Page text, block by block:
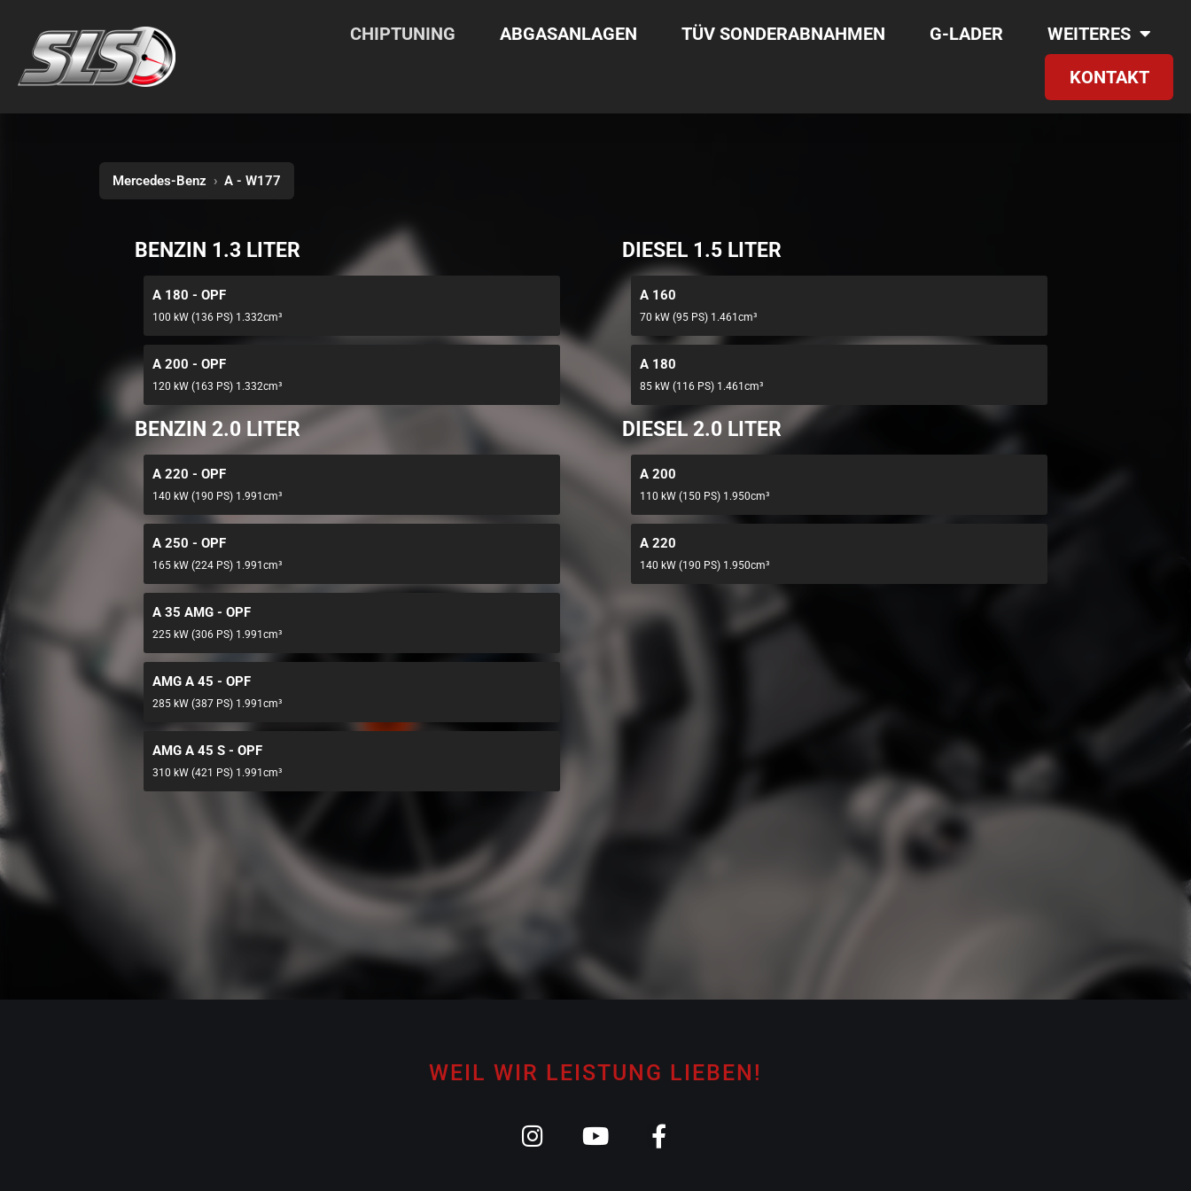
CHIPTUNING ABGASANLAGEN TÜV SONDERABNAHMEN G-LADER WEITERES
KONTAKT
Mercedes-Benz › A - W177
BENZIN 1.3 LITER
A 180 - OPF
100 kW (136 PS) 1.332cm³
A 200 - OPF
120 kW (163 PS) 1.332cm³
BENZIN 2.0 LITER
A 220 - OPF
140 kW (190 PS) 1.991cm³
A 250 - OPF
165 kW (224 PS) 1.991cm³
A 35 AMG - OPF
225 kW (306 PS) 1.991cm³
AMG A 45 - OPF
285 kW (387 PS) 1.991cm³
AMG A 45 S - OPF
310 kW (421 PS) 1.991cm³
DIESEL 1.5 LITER
A 160
70 kW (95 PS) 1.461cm³
A 180
85 kW (116 PS) 1.461cm³
DIESEL 2.0 LITER
A 200
110 kW (150 PS) 1.950cm³
A 220
140 kW (190 PS) 1.950cm³
WEIL WIR LEISTUNG LIEBEN!